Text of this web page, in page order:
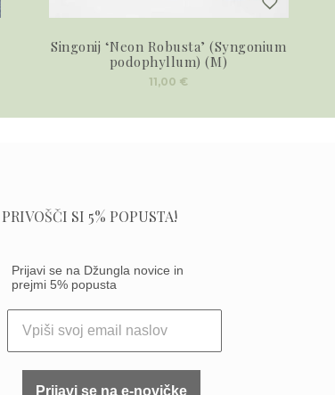
Singonij ‘Neon Robusta’ (Syngonium
podophyllum) (M)
11,00 €
PRIVOŠČI SI 5% POPUSTA!
Prijavi se na Džungla novice in
prejmi 5% popusta
Prijavi se na e-novičke